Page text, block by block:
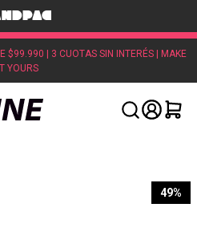
$99.990 | 3 CUOTAS SIN INTERÉS | MAKE
YOURS
49%